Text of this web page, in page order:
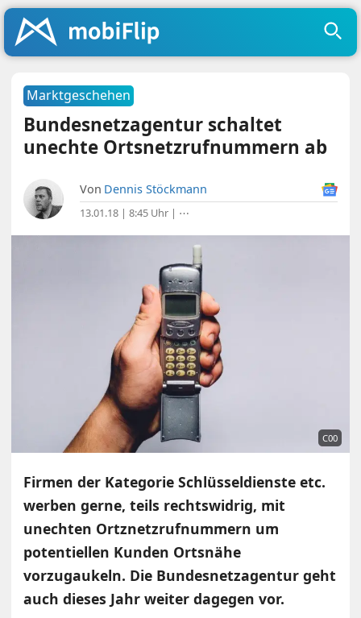
Marktgeschehen
Bundesnetzagentur schaltet
unechte Ortsnetzrufnummern ab
Von Dennis Stöckmann
13.01.18 | 8:45 Uhr | ⋯
C00
Firmen der Kategorie Schlüsseldienste etc.
werben gerne, teils rechtswidrig, mit
unechten Ortznetzrufnummern um
potentiellen Kunden Ortsnähe
vorzugaukeln. Die Bundesnetzagentur geht
auch dieses Jahr weiter dagegen vor.